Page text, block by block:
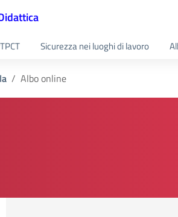
Sicurezza nei luoghi di lavoro
Albo online